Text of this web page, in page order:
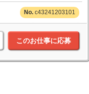
c43241203101
このお仕事に応募